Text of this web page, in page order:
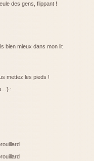
des gens, flippant !
bien mieux dans mon lit
mettez les pieds !
: